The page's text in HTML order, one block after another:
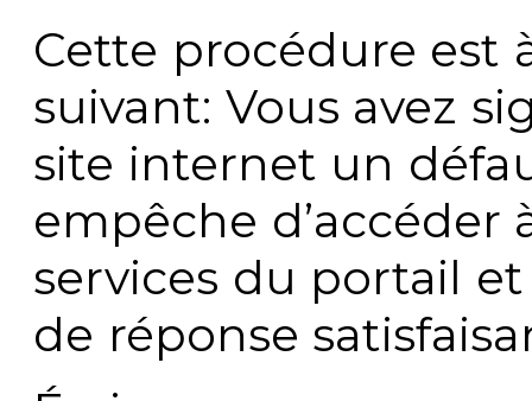
Cette procédure est
suivant: Vous avez
site internet un
empêche
services du portail
de réponse